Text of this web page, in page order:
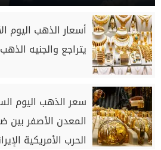
يتراجع والجنيه
سعر الذهب اليوم
المعدن الأصفر بين
الحرب الأمريكية